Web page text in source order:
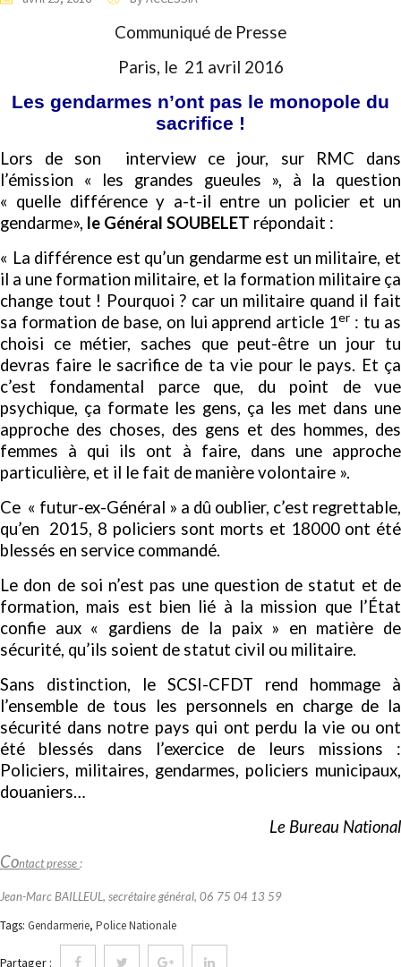
Communiqué de Presse
Paris, le 21 avril 2016
Les gendarmes n’ont pas le monopole du
sacrifice !
Lors de son interview ce jour, sur RMC dans
l’émission « les grandes gueules », à la question
« quelle différence y a-t-il entre un policier et un
gendarme», le Général SOUBELET répondait :
« La différence est qu’un gendarme est un militaire, et
il a une formation militaire, et la formation militaire ça
change tout ! Pourquoi ? car un militaire quand il fait
sa formation de base, on lui apprend article 1er : tu as
choisi ce métier, saches que peut-être un jour tu
devras faire le sacrifice de ta vie pour le pays. Et ça
c’est fondamental parce que, du point de vue
psychique, ça formate les gens, ça les met dans une
approche des choses, des gens et des hommes, des
femmes à qui ils ont à faire, dans une approche
particulière, et il le fait de manière volontaire ».
Ce « futur-ex-Général » a dû oublier, c’est regrettable,
qu’en 2015, 8 policiers sont morts et 18000 ont été
blessés en service commandé.
Le don de soi n’est pas une question de statut et de
formation, mais est bien lié à la mission que l’État
confie aux « gardiens de la paix » en matière de
sécurité, qu’ils soient de statut civil ou militaire.
Sans distinction, le SCSI-CFDT rend hommage à
l’ensemble de tous les personnels en charge de la
sécurité dans notre pays qui ont perdu la vie ou ont
été blessés dans l’exercice de leurs missions :
Policiers, militaires, gendarmes, policiers municipaux,
douaniers…
Le Bureau National
Contact presse:
Jean-Marc BAILLEUL, secrétaire général, 06 75 04 13 59
Tags: Gendarmerie, Police Nationale
Partager :